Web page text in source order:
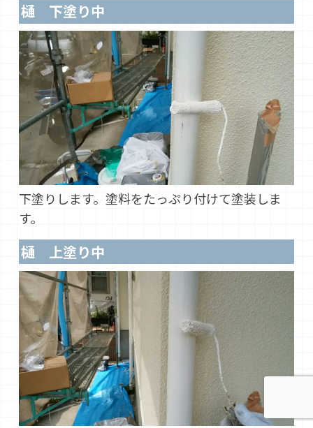
樋 下塗り中
下塗りします。塗料をたっぷり付けて塗装しま
す。
樋 上塗り中